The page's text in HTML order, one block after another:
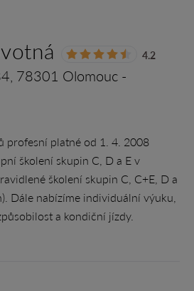
4.2
78301 Olomouc -
profesní platné od 1. 4. 2008
školení skupin C, D a E v
školení skupin C, C+E, D a
Dále nabízíme individuální výuku,
a kondiční jízdy.